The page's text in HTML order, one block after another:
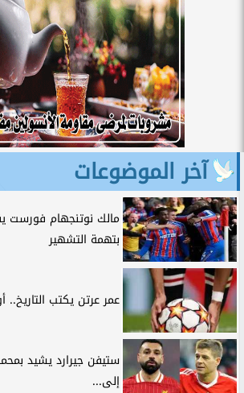
آخر الموضوعات
مالك نوتنجهام فورست
بتهمة التشهير
عمر عرتن يكتب
ستيفن جيرارد يشيد
إلى...